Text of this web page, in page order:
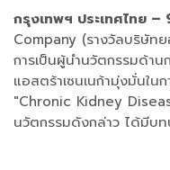
กรุงเทพฯ ประเทศไทย
Company (รางวัลบริษัท
การเป็นผู้นำนวัตกรรมด้า
แอสตร้าเซนเนก้ามุ่งมั่นใ
"Chronic Kidney
นวัตกรรมดังกล่าว ได้มีบ